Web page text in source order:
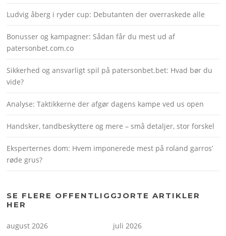
Ludvig åberg i ryder cup: Debutanten der overraskede alle
Bonusser og kampagner: Sådan får du mest ud af
patersonbet.com.co
Sikkerhed og ansvarligt spil på patersonbet.bet: Hvad bør du
vide?
Analyse: Taktikkerne der afgør dagens kampe ved us open
Handsker, tandbeskyttere og mere – små detaljer, stor forskel
Eksperternes dom: Hvem imponerede mest på roland garros’
røde grus?
SE FLERE OFFENTLIGGJORTE ARTIKLER
HER
august 2026
juli 2026